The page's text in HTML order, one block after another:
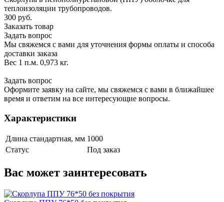
теплоизоляции трубопроводов.
300 руб.
Заказать товар
Задать вопрос
Мы свяжемся с вами для уточнения формы оплаты и способа
доставки заказа
Вес 1 п.м. 0,973 кг.
Задать вопрос
Оформите заявку на сайте, мы свяжемся с вами в ближайшее
время и ответим на все интересующие вопросы.
Характеристики
Длина стандартная, мм 1000
Статус
Под заказ
Вас может заинтересовать